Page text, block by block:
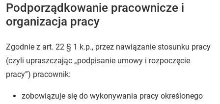
Podporządkowanie pracownicze i
organizacja pracy
Zgodnie z art. 22 § 1 k.p., przez nawiązanie stosunku pracy
(czyli upraszczając „podpisanie umowy i rozpoczęcie
pracy”) pracownik:
zobowiązuje się do wykonywania pracy określonego